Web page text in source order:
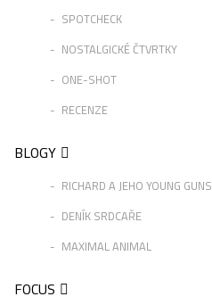
SPOTCHECK
NOSTALGICKÉ ČTVRTKY
ONE-SHOT
RECENZE
BLOGY
RICHARD A JEHO YOUNG GUNS
DENÍK SRDCAŘE
MAXIMAL ANIMAL
FOCUS